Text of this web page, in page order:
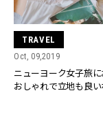
TRAVEL
Oct, 09,2019
ニューヨーク女子旅に
おしゃれで立地も良